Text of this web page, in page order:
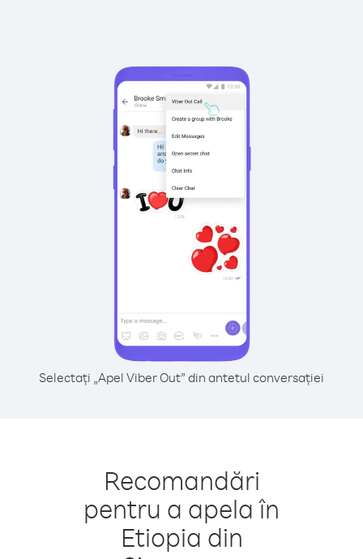
Selectați „Apel Viber Out” din antetul conversației
Recomandări
pentru a apela în
Etiopia din